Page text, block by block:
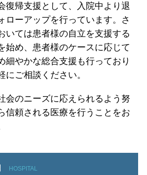
復帰支援として、入院中より退
ローアップを行っています。さ
いては患者様の自立を支援する
始め、患者様のケースに応じて
細やかな総合支援も行っており
にご相談ください。
会のニーズに応えられるよう努
信頼される医療を行うことをお
HOSPITAL